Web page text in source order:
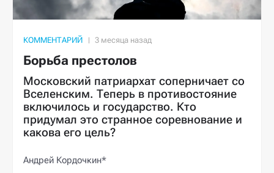
КОММЕНТАРИЙ
Борьба престолов
Московский патриархат соперничает со
Вселенским. Теперь в противостояние
включилось и государство. Кто
придумал это странное соревнование и
какова его цель?
Андрей Кордочкин*